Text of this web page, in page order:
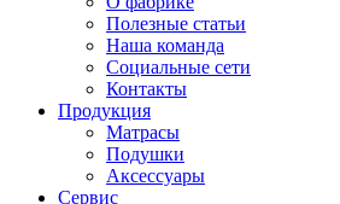
Полезные статьи
Наша команда
Социальные сети
Контакты
Продукция
Матрасы
Подушки
Аксессуары
Сервис